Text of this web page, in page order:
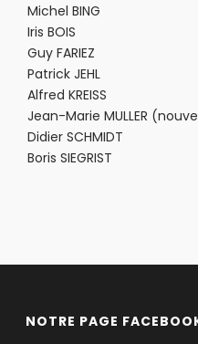
Michel BING
Iris BOIS
Guy FARIEZ
Patrick JEHL
Alfred KREISS
Jean-Marie MULLER
Didier SCHMIDT
Boris SIEGRIST
NOTRE PAGE